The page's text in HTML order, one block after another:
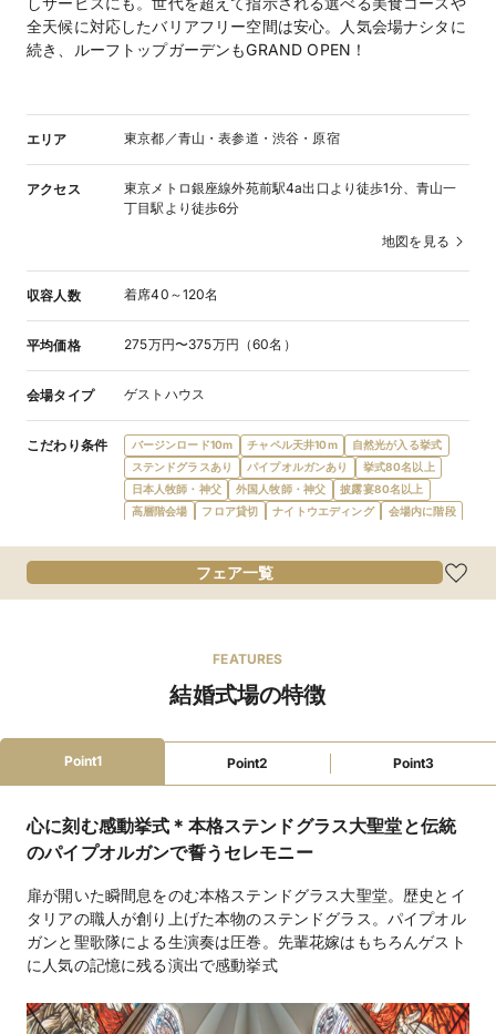
全天候に対応したバリアフリー空間は安心。人気会場ナシタに
続き、ルーフトップガーデンもGRAND OPEN！
エリア 東京都／青山・表参道・渋谷・原宿
アクセス
東京メトロ銀座線外苑前駅4a出口より徒歩1分、青山一
丁目駅より徒歩6分
地図を見る
収容人数 着席40～120名
平均価格 275万円〜375万円（60名）
会場タイプ ゲストハウス
こだわり条件 バージンロード10m チャペル天井10m
自然光が入る挙式
ステンドグラスあり
パイプオルガンあり
挙式80名以上
日本人牧師・神父
外国人牧師・神父
披露宴80名以上
高層階会場
フロア貸切 ナイトウエディング
会場内に階段
デザートビュッフェ
ガーデン・庭
新郎新婦控室あり
親族控室あり
ゲスト控室あり
当日払い可 駅徒歩5分
ディング
子ども用おもちゃ
挙式スタイル
教会式250､000円,人前式250,000円（教会・会場共に
料理料金 フレンチ14,040円～
飲物料金 3,780円～（フリードリンク）
持込料金 衣裳（不可）、引出物（有料＠540円）
設備
クローク、スクリーン、メイク室、着付室、照明、ピア
ノ、控室、ガーデン、音響、ワイヤレスマイクほか
フェア一覧
FEATURES
結婚式場の特徴
Point1 Point2 Point3
心に刻む感動挙式＊本格ステンドグラス大聖堂と伝統
のパイプオルガンで誓うセレモニー
扉が開いた瞬間息をのむ本格ステンドグラス大聖堂。歴史とイ
タリアの職人が創り上げた本物のステンドグラス。パイプオル
ガンと聖歌隊による生演奏は圧巻。先輩花嫁はもちろんゲスト
に人気の記憶に残る演出で感動挙式